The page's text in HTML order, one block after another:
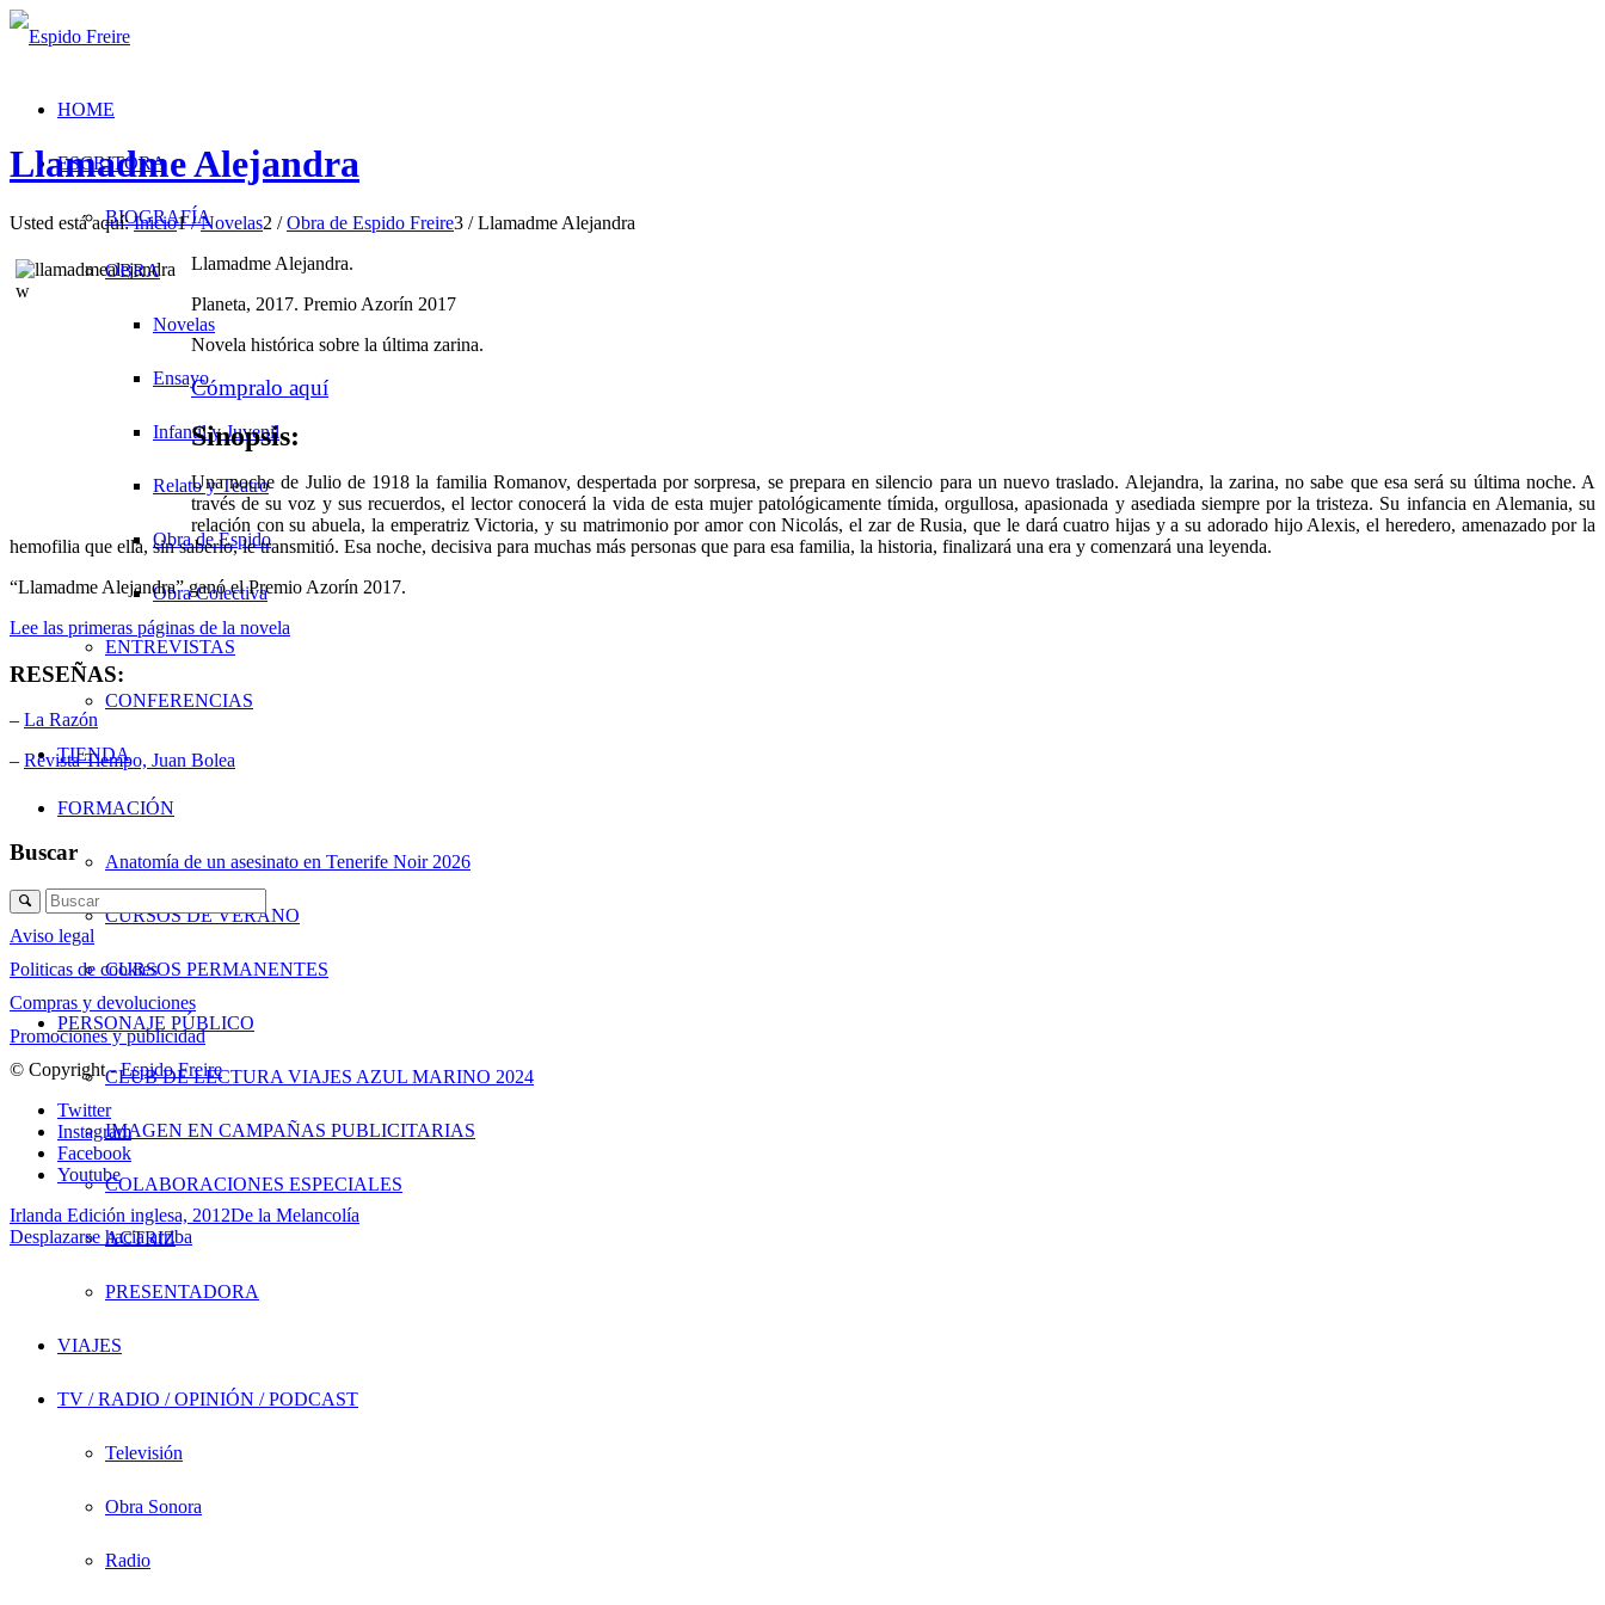
HOME
ESCRITORA
BIOGRAFÍA
OBRA
Novelas
Ensayo
Infantil y Juvenil
Relato y Teatro
Obra de Espido
Obra Colectiva
ENTREVISTAS
CONFERENCIAS
TIENDA
FORMACIÓN
Anatomía de un asesinato en Tenerife Noir 2026
CURSOS DE VERANO
CURSOS PERMANENTES
PERSONAJE PÚBLICO
CLUB DE LECTURA VIAJES AZUL MARINO 2024
IMAGEN EN CAMPAÑAS PUBLICITARIAS
COLABORACIONES ESPECIALES
ACTRIZ
PRESENTADORA
VIAJES
TV / RADIO / OPINIÓN / PODCAST
Televisión
Obra Sonora
Radio
Llamadme Alejandra
Usted está aquí: Inicio1 / Novelas2 / Obra de Espido Freire3 / Llamadme Alejandra
Llamadme Alejandra.
Planeta, 2017. Premio Azorín 2017
Novela histórica sobre la última zarina.
Cómpralo aquí
Sinopsis:
Una noche de Julio de 1918 la familia Romanov, despertada por sorpresa, se prepara en silencio para un nuevo traslado. Alejandra, la zarina, no sabe que esa será su última noche. A
través de su voz y sus recuerdos, el lector conocerá la vida de esta mujer patológicamente tímida, orgullosa, apasionada y asediada siempre por la tristeza. Su infancia en Alemania, su
relación con su abuela, la emperatriz Victoria, y su matrimonio por amor con Nicolás, el zar de Rusia, que le dará cuatro hijas y a su adorado hijo Alexis, el heredero, amenazado por la
hemofilia que ella, sin saberlo, le transmitió. Esa noche, decisiva para muchas más personas que para esa familia, la historia, finalizará una era y comenzará una leyenda.
“Llamadme Alejandra” ganó el Premio Azorín 2017.
Lee las primeras páginas de la novela
RESEÑAS:
– La Razón
– Revista Tiempo, Juan Bolea
Buscar
Aviso legal
Politicas de cookies
Compras y devoluciones
Promociones y publicidad
© Copyright -Espido Freire
Twitter
Instagram
Facebook
Youtube
Irlanda Edición inglesa, 2012De la Melancolía
Desplazarse hacia arriba